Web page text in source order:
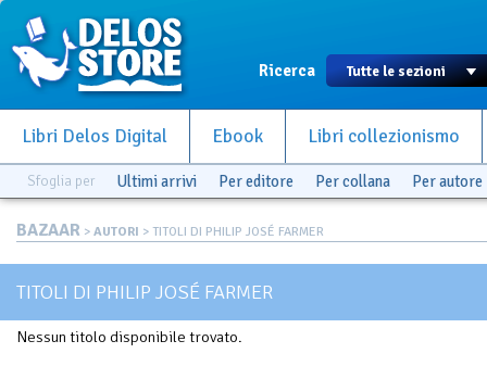
Ricerca
Libri Delos Digital Ebook Libri collezionismo
Sfoglia per Ultimi arrivi Per editore Per collana Per autore
BAZAAR > AUTORI > TITOLI DI PHILIP JOSÉ FARMER
TITOLI DI PHILIP JOSÉ FARMER
Nessun titolo disponibile trovato.